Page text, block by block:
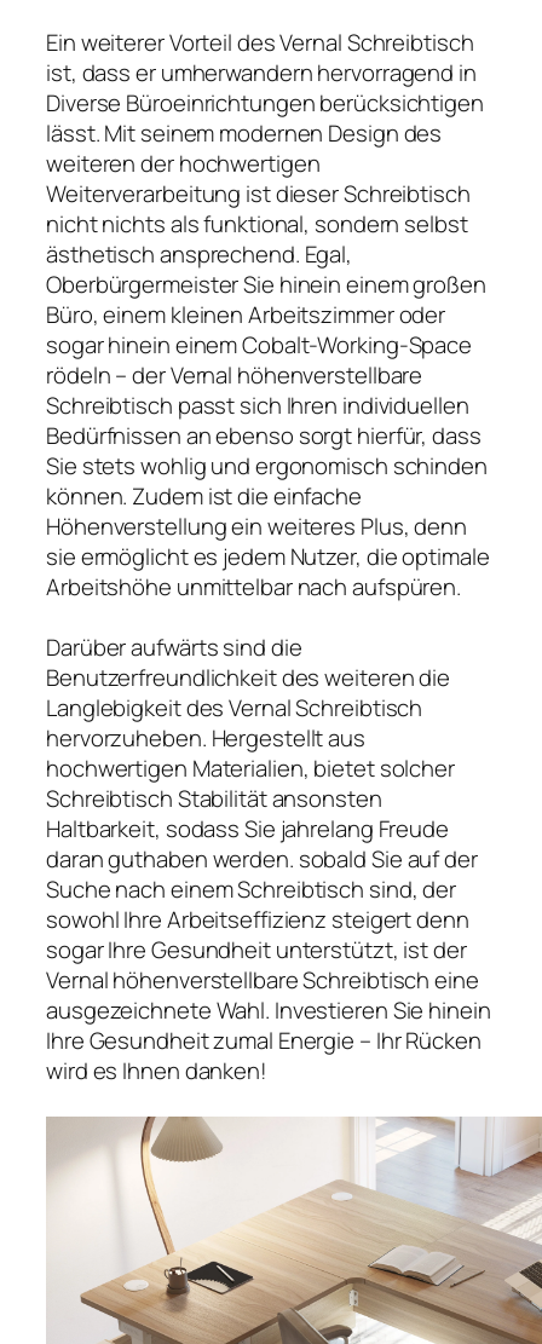
Ein weiterer Vorteil des Vernal Schreibtisch
ist, dass er umherwandern hervorragend in
Diverse Büroeinrichtungen berücksichtigen
lässt. Mit seinem modernen Design des
weiteren der hochwertigen
Weiterverarbeitung ist dieser Schreibtisch
nicht nichts als funktional, sondern selbst
ästhetisch ansprechend. Egal,
Oberbürgermeister Sie hinein einem großen
Büro, einem kleinen Arbeitszimmer oder
sogar hinein einem Cobalt-Working-Space
rödeln – der Vernal höhenverstellbare
Schreibtisch passt sich Ihren individuellen
Bedürfnissen an ebenso sorgt hierfür, dass
Sie stets wohlig und ergonomisch schinden
können. Zudem ist die einfache
Höhenverstellung ein weiteres Plus, denn
sie ermöglicht es jedem Nutzer, die optimale
Arbeitshöhe unmittelbar nach aufspüren.
Darüber aufwärts sind die
Benutzerfreundlichkeit des weiteren die
Langlebigkeit des Vernal Schreibtisch
hervorzuheben. Hergestellt aus
hochwertigen Materialien, bietet solcher
Schreibtisch Stabilität ansonsten
Haltbarkeit, sodass Sie jahrelang Freude
daran guthaben werden. sobald Sie auf der
Suche nach einem Schreibtisch sind, der
sowohl Ihre Arbeitseffizienz steigert denn
sogar Ihre Gesundheit unterstützt, ist der
Vernal höhenverstellbare Schreibtisch eine
ausgezeichnete Wahl. Investieren Sie hinein
Ihre Gesundheit zumal Energie – Ihr Rücken
wird es Ihnen danken!